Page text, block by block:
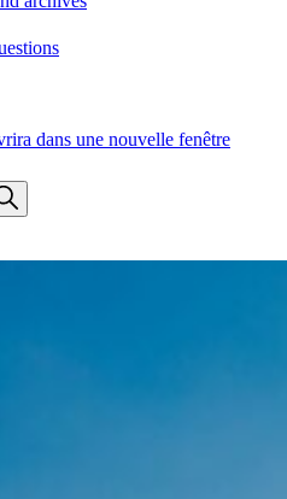
dans une nouvelle fenêtre